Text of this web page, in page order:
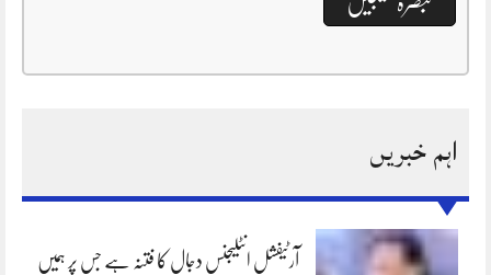
اہم خبریں
آرٹیفشل انٹلیجنس دجال کا فتنہ ہے جس پر ہمیں